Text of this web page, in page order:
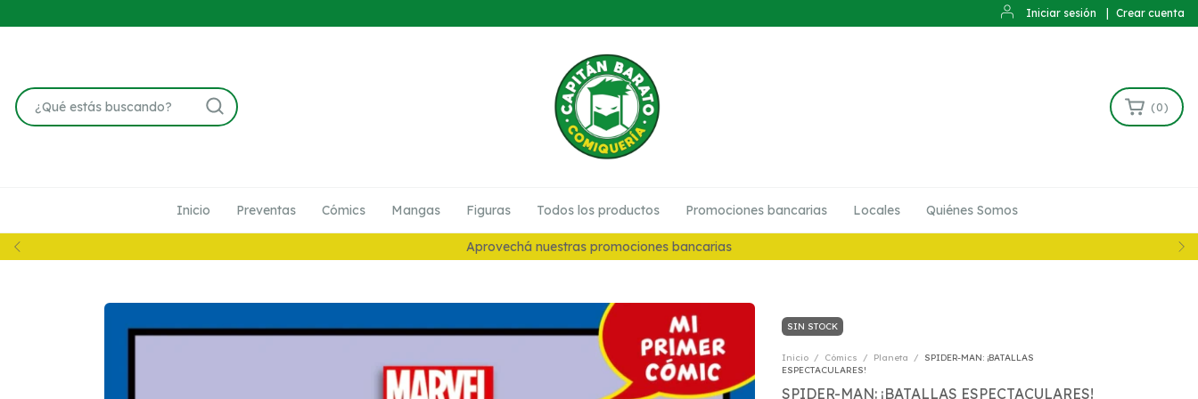
Iniciar sesión Crear cuenta
10% en Preventas
(0)
Inicio Preventas Cómics Mangas Figuras Todos los productos Promociones bancarias Locales Quiénes Somos
SIN STOCK
Inicio / Cómics / Planeta /
SPIDER-MAN: ¡BATALLAS
ESPECTACULARES!
SPIDER-MAN: ¡BATALLAS ESPECTACULARES!